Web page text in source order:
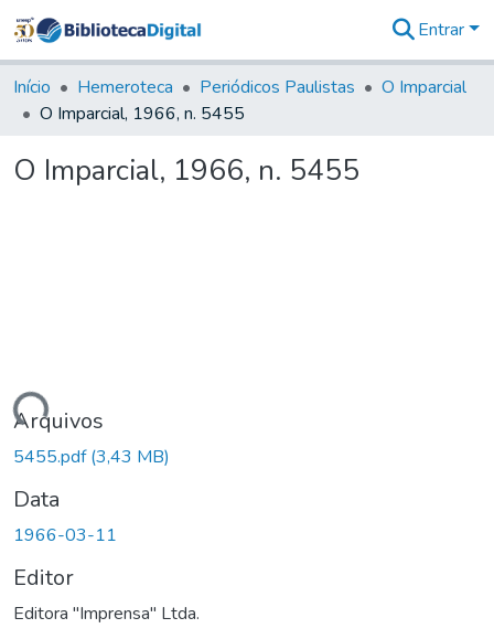
&
Coleções
Tudo na
Digital
Entrar
Início Hemeroteca Periódicos Paulistas
O Imparcial
O Imparcial, 1966, n. 5455
O Imparcial, 1966, n. 5455
Arquivos
5455.pdf(3,43 MB)
Data
1966-03-11
Editor
Editora "Imprensa" Ltda.